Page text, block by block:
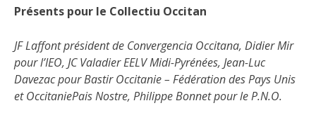
Présents pour le Collectiu Occitan
JF Laffont président de Convergencia Occitana, Didier Mir
pour l’IEO, JC Valadier EELV Midi-Pyrénées, Jean-Luc
Davezac pour Bastir Occitanie – Fédération des Pays Unis
et OccitaniePais Nostre, Philippe Bonnet pour le P.N.O.